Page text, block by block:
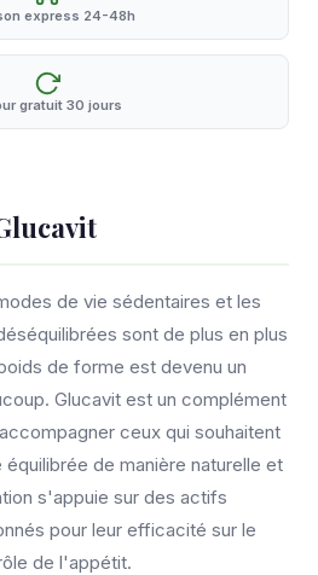
express 24-48h
gratuit 30 jours
de vie sédentaires et les
sont de plus en plus
de forme est devenu un
Glucavit est un complément
ceux qui souhaitent
de manière naturelle et
s'appuie sur des actifs
pour leur efficacité sur le
de l'appétit.